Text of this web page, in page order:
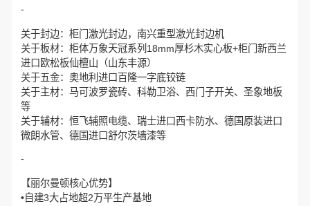
-
关于封边：柜门激光封边，南兴重型激光封边机
关于板材：柜体万象天冠系列18mm厚杉木实心板+柜门新西兰
进口欧松板仙檀山（山东丰源）
关于五金：奥地利进口百隆一字底铰链
关于主材：马可波罗瓷砖、科勒卫浴、西门子开关、圣象地板
等
关于辅材：恒飞辅照电缆、瑞士进口西卡防水、德国原装进口
微朗水管、德国进口舒尔茨墙漆等
-
【丽尔曼顿核心优势】
•自建3大占地超2万平生产基地